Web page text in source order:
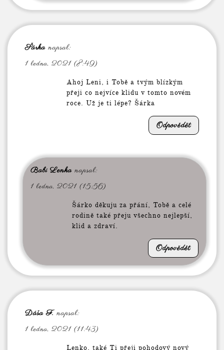
Šárka napsal:
1 ledna, 2021 (8:49)
Ahoj Leni, i Tobě a tvým blízkým
přeji co nejvíce klidu v tomto novém
roce. Už je ti lépe? Šárka
Odpovědět
Babi Lenka napsal:
1 ledna, 2021 (15:56)
Šárko děkuju za přání, Tobě a celé
rodině také přeju všechno nejlepší,
klid a zdraví.
Odpovědět
Dáša F. napsal:
1 ledna, 2021 (11:43)
Lenko, také Ti přeji pohodový nový